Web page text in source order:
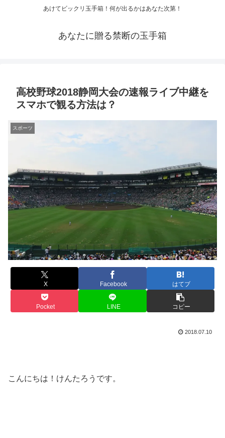
あけてビックリ玉手箱！何が出るかはあなた次第！
あなたに贈る禁断の玉手箱
高校野球2018静岡大会の速報ライブ中継を
スマホで観る方法は？
スポーツ
X Facebook はてブ
Pocket LINE コピー
2018.07.10
こんにちは！けんたろうです。